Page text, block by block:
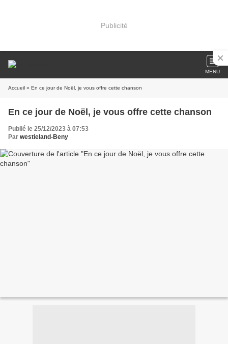
Publicité
MENU
Accueil » En ce jour de Noël, je vous offre cette chanson
En ce jour de Noël, je vous offre cette chanson
Publié le 25/12/2023 à 07:53
Par westieland-Beny